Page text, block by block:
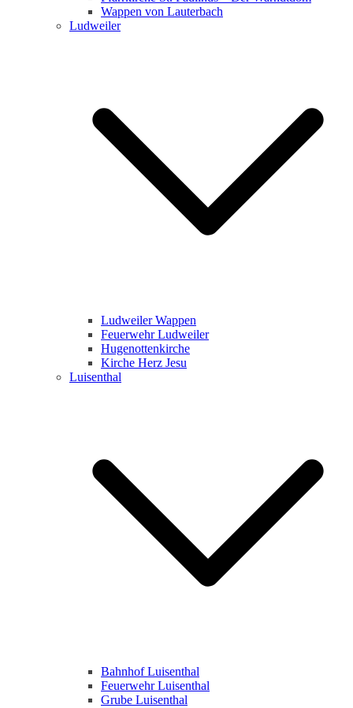
Wappen von Lauterbach
Ludweiler
Ludweiler Wappen
Feuerwehr Ludweiler
Hugenottenkirche
Kirche Herz Jesu
Luisenthal
Bahnhof Luisenthal
Feuerwehr Luisenthal
Grube Luisenthal